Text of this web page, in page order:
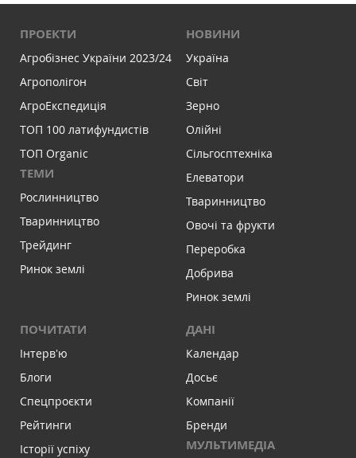
ПРОЕКТИ
Агробізнес України 2023/24
Агрополігон
АгроЕкспедиція
ТОП 100 латифундистів
ТОП Organic
ТЕМИ
Рослинництво
Тваринництво
Трейдинг
Ринок землі
НОВИНИ
Україна
Світ
Зерно
Олійні
Сільгосптехніка
Елеватори
Тваринництво
Овочі та фрукти
Переробка
Добрива
Ринок землі
ПОЧИТАТИ
Інтервʼю
Блоги
Спецпроєкти
Рейтинги
Історії успіху
ДАНІ
Календар
Досьє
Компанії
Бренди
МУЛЬТИМЕДІА